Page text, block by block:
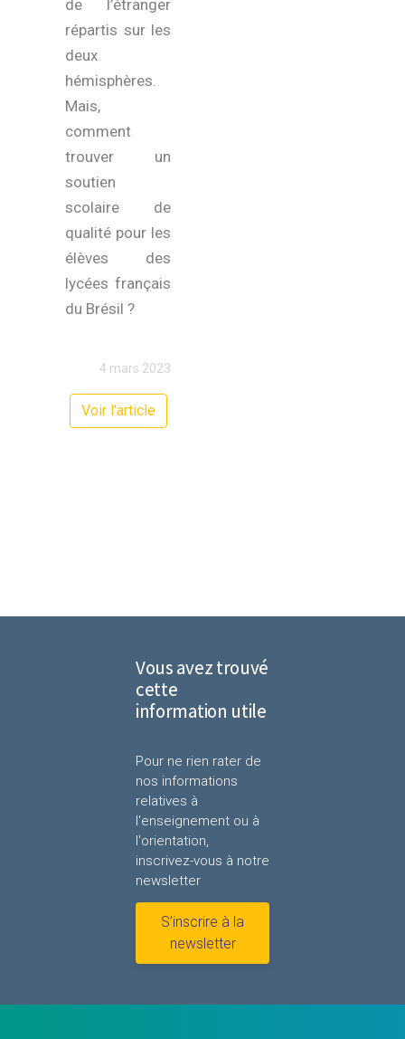
de l’étranger
répartis sur les
deux
hémisphères.
Mais,
comment
trouver un
soutien
scolaire de
qualité pour les
élèves des
lycées français
du Brésil ?
4 mars 2023
Voir l'article
Vous avez trouvé
cette
information utile
Pour ne rien rater de
nos informations
relatives à
l'enseignement ou à
l'orientation,
inscrivez-vous à notre
newsletter
S’inscrire à la
newsletter